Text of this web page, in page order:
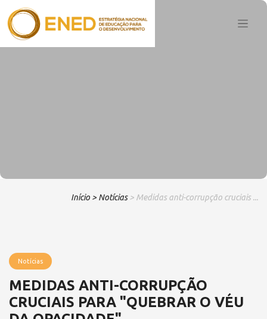
Início > Notícias > Medidas anti-corrupção cruciais ...
Notícias
MEDIDAS ANTI-CORRUPÇÃO
CRUCIAIS PARA "QUEBRAR O VÉU